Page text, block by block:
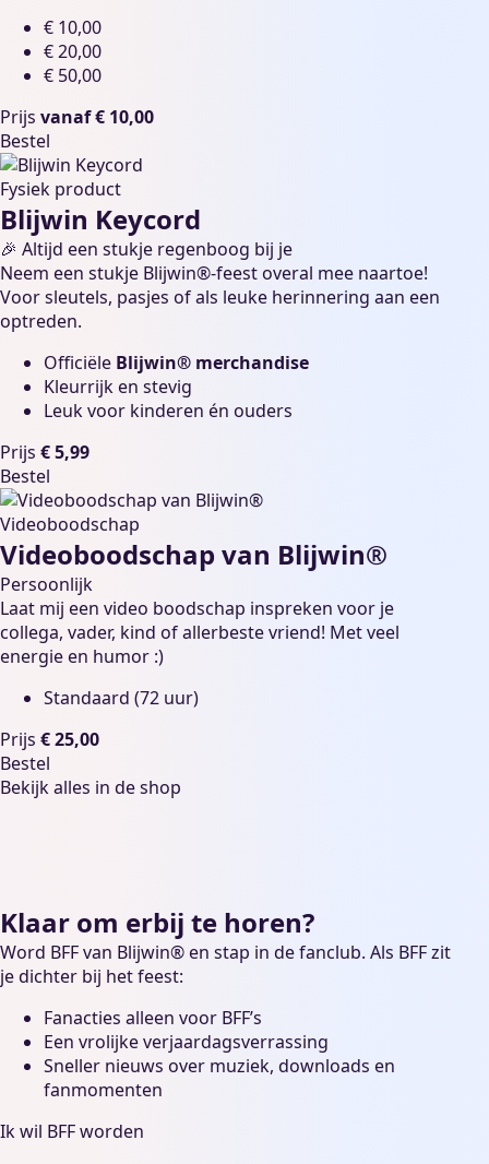
€ 10,00
€ 20,00
€ 50,00
Prijs vanaf € 10,00
Bestel
Fysiek product
Blijwin Keycord
🎉 Altijd een stukje regenboog bij je
Neem een stukje Blijwin®-feest overal mee naartoe!
Voor sleutels, pasjes of als leuke herinnering aan een
optreden.
Officiële Blijwin® merchandise
Kleurrijk en stevig
Leuk voor kinderen én ouders
Prijs € 5,99
Bestel
Videoboodschap
Videoboodschap van Blijwin®
Persoonlijk
Laat mij een video boodschap inspreken voor je
collega, vader, kind of allerbeste vriend! Met veel
energie en humor :)
Standaard (72 uur)
Prijs € 25,00
Bestel
Bekijk alles in de shop
Klaar om erbij te horen?
Word BFF van Blijwin® en stap in de fanclub. Als BFF zit
je dichter bij het feest:
Fanacties alleen voor BFF’s
Een vrolijke verjaardagsverrassing
Sneller nieuws over muziek, downloads en
fanmomenten
Ik wil BFF worden